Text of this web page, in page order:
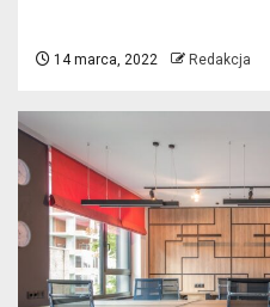
14 marca, 2022 Redakcja